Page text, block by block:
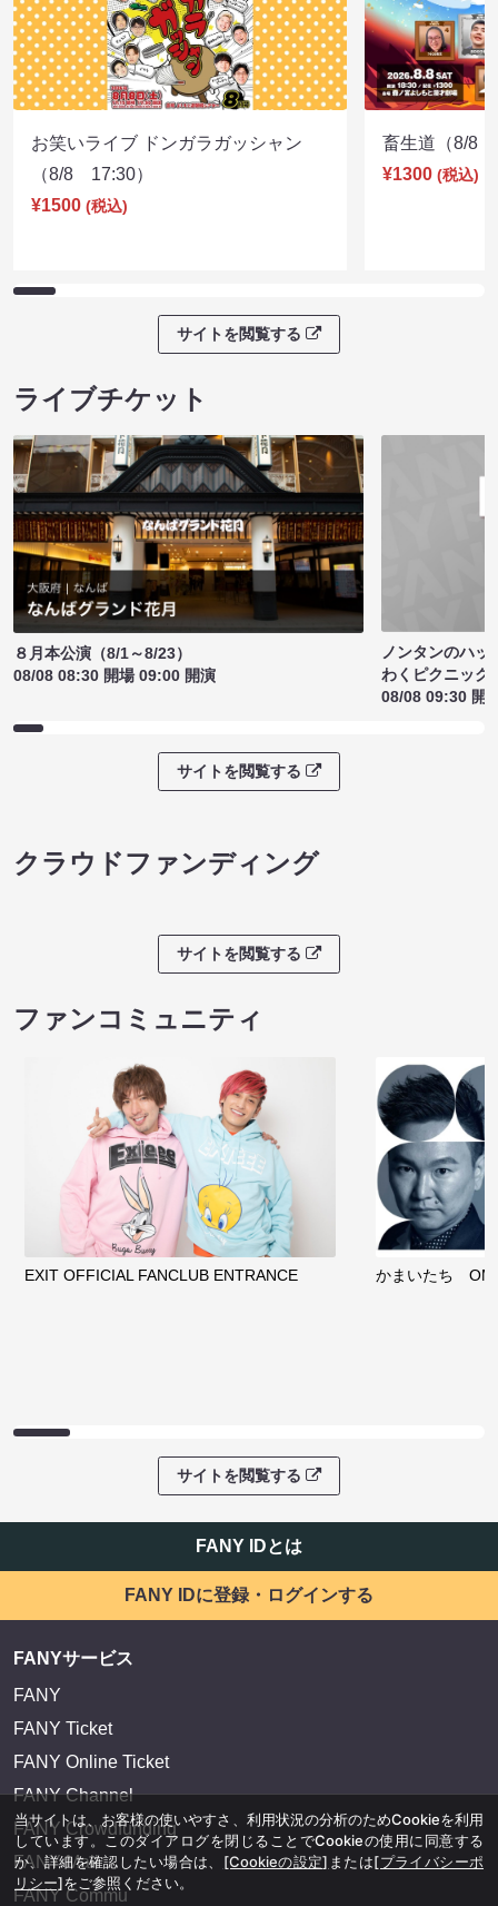
お笑いライブ ドンガラガッシャン
（8/8 17:30）
¥1500 (税込)
畜生道（8/8
¥1300 (税込)
サイトを閲覧する
ライブチケット
８月本公演（8/1～8/23）
08/08 08:30 開場 09:00 開演
ノンタンのハッ
わくピクニック
08/08 09:30 開
サイトを閲覧する
クラウドファンディング
サイトを閲覧する
ファンコミュニティ
EXIT OFFICIAL FANCLUB ENTRANCE かまいたち
サイトを閲覧する
FANY IDとは
FANY IDに登録・ログインする
FANYサービス
FANY
FANY Ticket
FANY Online Ticket
FANY Channel
FANY Crowdfunding
FANY Mall
FANY Commu
当サイトは、お客様の使いやすさ、利用状況の分析のためCookieを利用
しています。このダイアログを閉じることでCookieの使用に同意する
か、詳細を確認したい場合は、 [Cookieの設定] または[プライバシーポ
リシー]をご参照ください。